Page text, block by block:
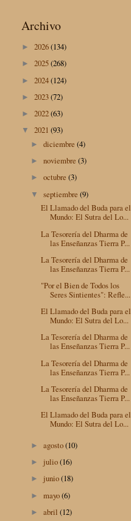
Archivo
► 2026(134)
► 2025(268)
► 2024(124)
► 2023(72)
► 2022(63)
▼ 2021 (93)
►diciembre(4)
►noviembre(3)
►octubre(3)
▼septiembre(9)
El Llamado del Buda para el
Mundo: El Sutra del Lo...
La Tesorería del Dharma de
las Enseñanzas Tierra P...
La Tesorería del Dharma de
las Enseñanzas Tierra P...
"Por el Bien de Todos los
Seres Sintientes": Refle...
El Llamado del Buda para el
Mundo: El Sutra del Lo...
La Tesorería del Dharma de
las Enseñanzas Tierra P...
La Tesorería del Dharma de
las Enseñanzas Tierra P...
La Tesorería del Dharma de
las Enseñanzas Tierra P...
El Llamado del Buda para el
Mundo: El Sutra del Lo...
►agosto(10)
► julio(16)
► junio(18)
►mayo(6)
►abril(12)